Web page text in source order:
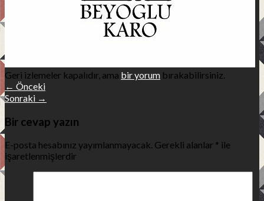
Geri izlemeler kapalıdır, ama bir yorum bırakabilirsiniz.
← Önceki
Sonraki →
Bir cevap yazın
E-posta hesabınız yayımlanmayacak. Gerekli alanlar * ile
işaretlenmişlerdir